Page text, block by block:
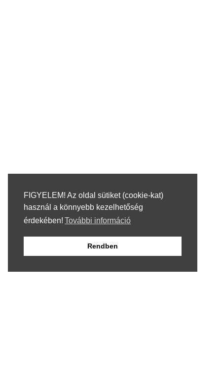
FIGYELEM! Az oldal sütiket (cookie-kat)
használ a könnyebb kezelhetőség
érdekében! További információ
Rendben